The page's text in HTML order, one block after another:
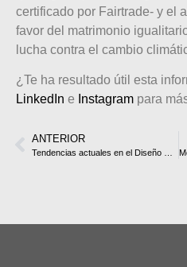
certificado por Fairtrade- y el
favor del matrimonio
lucha contra el cambio
¿Te ha resultado útil esta
LinkedIn e Instagram para
ANTERIOR